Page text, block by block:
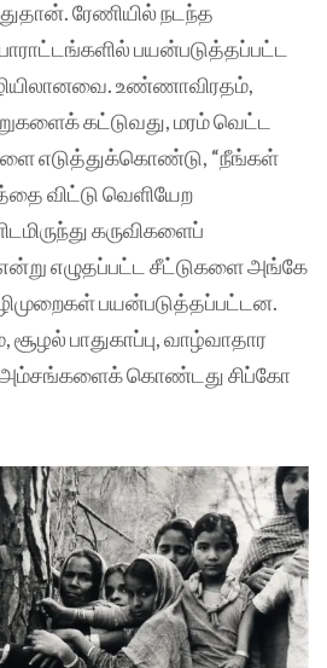
ரேணியில் நடந்த
பயன்படுத்தப்பட்ட
உண்ணாவிரதம்,
கட்டுவது, மரம் வெட்ட
எடுத்துக்கொண்டு, “நீங்கள்
விட்டு வெளியேற
கருவிகளைப்
எழுதப்பட்ட சீட்டுகளை அங்கே
பயன்படுத்தப்பட்டன.
பாதுகாப்பு, வாழ்வாதார
அம்சங்களைக் கொண்டது சிப்கோ